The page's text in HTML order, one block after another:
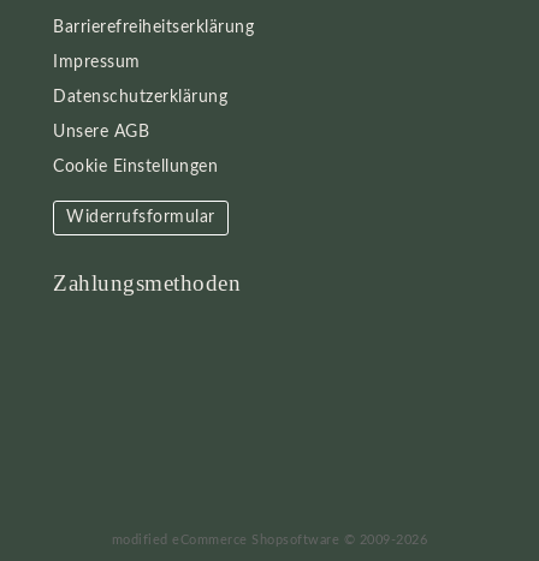
Barrierefreiheitserklärung
Impressum
Datenschutzerklärung
Unsere AGB
Cookie Einstellungen
Widerrufsformular
Zahlungsmethoden
mod ified eCommerce Shopsoftware © 2009-2026